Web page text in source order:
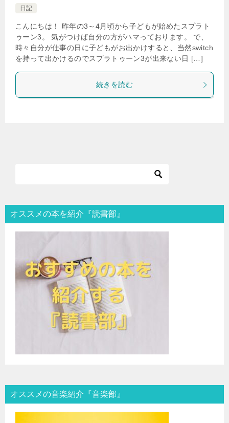
日記
こんにちは！ 昨年の3～4月頃から子どもが始めたスプラト
ゥーン3。 気がつけば自分の方がハマっております。 で、
時々自分が仕事の日に子どもがお出かけすると、当然switch
を持って出かけるのでスプラトゥーン3が出来ない日 […]
続きを読む
オススメの本を紹介『読書部』
オススメの音楽紹介『音楽部』